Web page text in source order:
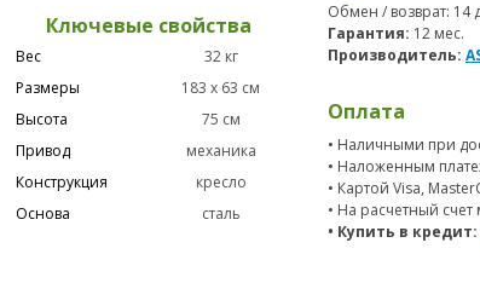
Ключевые свойства
Вес
32 кг
Размеры
183 х 63 см
Высота
75 см
Привод
механика
Конструкция
кресло
Основа
сталь
Обмен / возврат: 14
Гарантия: 12 мес.
Производитель:
Оплата
• Наличными при
• Наложенным
• Картой Visa,
• На расчетный счет
• Купить в кредит: